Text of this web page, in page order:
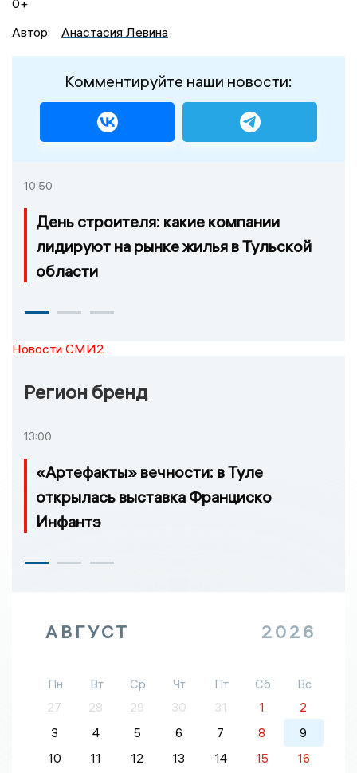
0+
Автор:
Анастасия Левина
Комментируйте наши новости:
10:50
День строителя: какие компании
лидируют на рынке жилья в Тульской
области
Новости СМИ2
Регион бренд
13:00
«Артефакты» вечности: в Туле
открылась выставка Франциско
Инфантэ
АВГУСТ 2026
Пн Вт Ср Чт Пт Сб
Вс
27
28 29 30 31 1
2
3
4 5 6 7 8
9
10
11 12 13 14 15 16